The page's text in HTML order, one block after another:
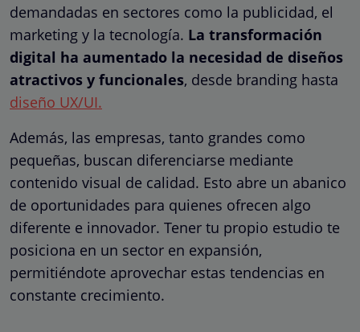
demandadas en sectores como la publicidad, el
marketing y la tecnología. La transformación
digital ha aumentado la necesidad de diseños
atractivos y funcionales, desde branding hasta
diseño UX/UI.
Además, las empresas, tanto grandes como
pequeñas, buscan diferenciarse mediante
contenido visual de calidad. Esto abre un abanico
de oportunidades para quienes ofrecen algo
diferente e innovador. Tener tu propio estudio te
posiciona en un sector en expansión,
permitiéndote aprovechar estas tendencias en
constante crecimiento.